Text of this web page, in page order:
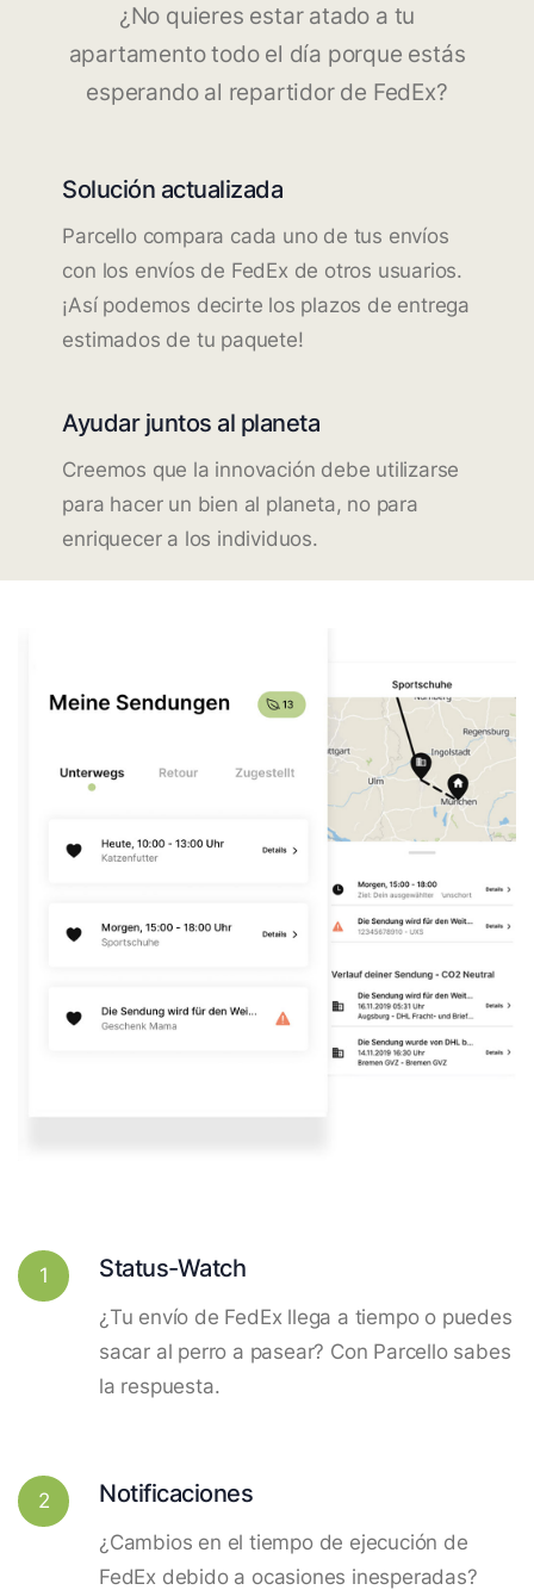
¿No quieres estar atado a tu
apartamento todo el día porque estás
esperando al repartidor de FedEx?
Solución actualizada
Parcello compara cada uno de tus envíos
con los envíos de FedEx de otros usuarios.
¡Así podemos decirte los plazos de entrega
estimados de tu paquete!
Ayudar juntos al planeta
Creemos que la innovación debe utilizarse
para hacer un bien al planeta, no para
enriquecer a los individuos.
1 Status-Watch
¿Tu envío de FedEx llega a tiempo o puedes
sacar al perro a pasear? Con Parcello sabes
la respuesta.
2 Notificaciones
¿Cambios en el tiempo de ejecución de
FedEx debido a ocasiones inesperadas?